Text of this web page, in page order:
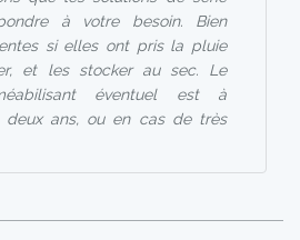
à votre besoin. Bien
si elles ont pris la pluie
et les stocker au sec. Le
éventuel est à
deux ans, ou en cas de très